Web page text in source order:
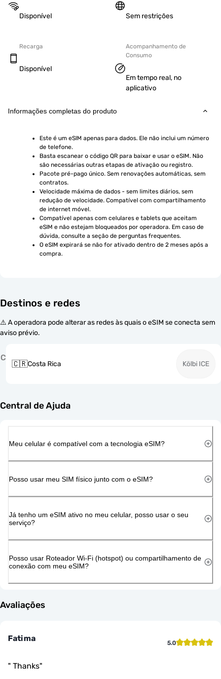
Disponível Sem restrições
Recarga
Disponível
Acompanhamento de
Consumo
Em tempo real, no
aplicativo
Informações completas do produto
Este é um eSIM apenas para dados. Ele não inclui um número
de telefone.
Basta escanear o código QR para baixar e usar o eSIM. Não
são necessárias outras etapas de ativação ou registro.
Pacote pré-pago único. Sem renovações automáticas, sem
contratos.
Velocidade máxima de dados - sem limites diários, sem
redução de velocidade. Compatível com compartilhamento
de internet móvel.
Compatível apenas com celulares e tablets que aceitam
eSIM e não estejam bloqueados por operadora. Em caso de
dúvida, consulte a seção de perguntas frequentes.
O eSIM expirará se não for ativado dentro de 2 meses após a
compra.
Destinos e redes
⚠️ A operadora pode alterar as redes às quais o eSIM se conecta sem
aviso prévio.
C
🇨🇷Costa Rica Kölbi ICE
Central de Ajuda
Meu celular é compatível com a tecnologia eSIM?
Posso usar meu SIM físico junto com o eSIM?
Já tenho um eSIM ativo no meu celular, posso usar o seu
serviço?
Posso usar Roteador Wi-Fi (hotspot) ou compartilhamento de
conexão com meu eSIM?
Avaliações
Fatima 5.0
" Thanks"